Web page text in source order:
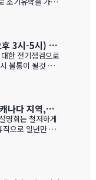
5월20일(수) IGE 서울 사무실 정전에 (오후 3시-5시) 따른 상담 업무 불가 안내
한 전기점검으로
불통이 될것 입니
다. 전화,카카오
일억! 아깝지 않을 엄마동반 초등생 위한 캐나다 지역,학교 선택 설명회 5월28(목)